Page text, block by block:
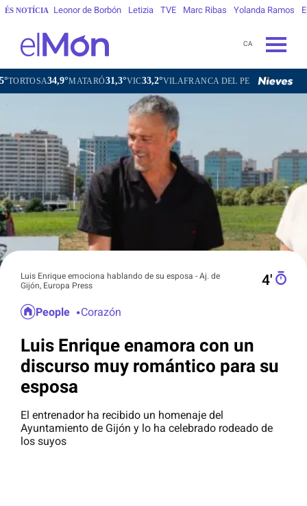
ÉS NOTÍCIA Leonor de Borbón Letizia TVE Marc Ribas Yolanda Ramos
CA
34,9°MATARÓ31,3°VIC33,2°VILAFRANCA DEL PENEDÈS31,7° VILANOVA I
Luis Enrique emociona hablando de su esposa - Aj. de
Gijón, Europa Press
4′
People Corazón
Luis Enrique enamora con un
discurso muy romántico para su
esposa
El entrenador ha recibido un homenaje del
Ayuntamiento de Gijón y lo ha celebrado rodeado de
los suyos